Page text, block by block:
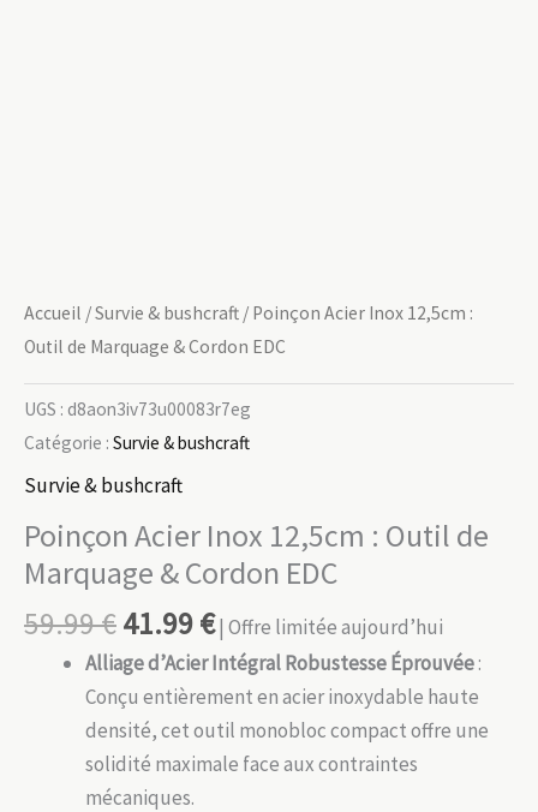
Accueil /Survie & bushcraft / Poinçon Acier Inox 12,5cm :
Outil de Marquage & Cordon EDC
UGS : d8aon3iv73u00083r7eg
Catégorie : Survie & bushcraft
Survie & bushcraft
Poinçon Acier Inox 12,5cm : Outil de
Marquage & Cordon EDC
59.99€41.99€| Offre limitée aujourd’hui
Alliage d’Acier Intégral Robustesse Éprouvée:
Conçu entièrement en acier inoxydable haute
densité, cet outil monobloc compact offre une
solidité maximale face aux contraintes
mécaniques.